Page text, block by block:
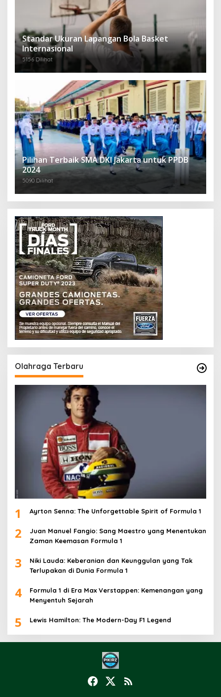
Standar Ukuran Lapangan Bola Basket
Internasional
5156 Dilihat
Pilihan Terbaik SMA DKI Jakarta untuk PPDB
2024
5090 Dilihat
Olahraga Terbaru
1 Ayrton Senna: The Unforgettable Spirit of Formula 1
2
Juan Manuel Fangio: Sang Maestro yang Menentukan
Zaman Keemasan Formula 1
3
Niki Lauda: Keberanian dan Keunggulan yang Tak
Terlupakan di Dunia Formula 1
4
Formula 1 di Era Max Verstappen: Kemenangan yang
Menyentuh Sejarah
5 Lewis Hamilton: The Modern-Day F1 Legend